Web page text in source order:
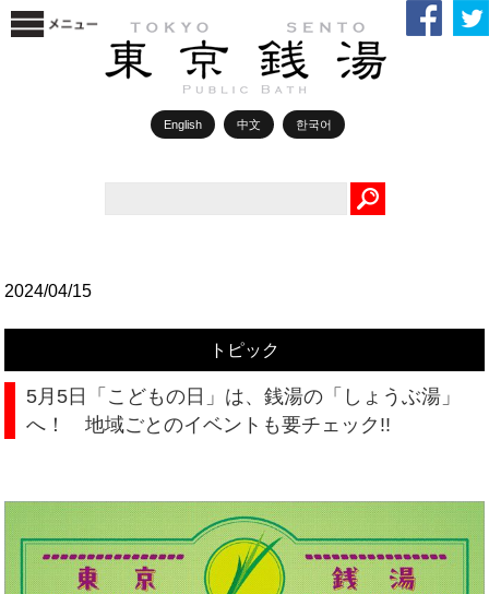
English 中文 한국어
2024/04/15
トピック
5月5日「こどもの日」は、銭湯の「しょうぶ湯」
へ！ 地域ごとのイベントも要チェック!!